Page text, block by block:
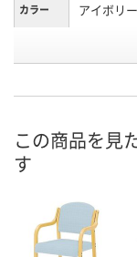
カラー アイボリー
この商品を見
す